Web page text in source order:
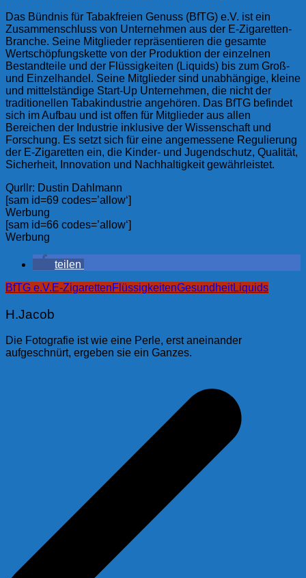
Das Bündnis für Tabakfreien Genuss (BfTG) e.V. ist ein
Zusammenschluss von Unternehmen aus der E-Zigaretten-
Branche. Seine Mitglieder repräsentieren die gesamte
Wertschöpfungskette von der Produktion der einzelnen
Bestandteile und der Flüssigkeiten (Liquids) bis zum Groß-
und Einzelhandel. Seine Mitglieder sind unabhängige, kleine
und mittelständige Start-Up Unternehmen, die nicht der
traditionellen Tabakindustrie angehören. Das BfTG befindet
sich im Aufbau und ist offen für Mitglieder aus allen
Bereichen der Industrie inklusive der Wissenschaft und
Forschung. Es setzt sich für eine angemessene Regulierung
der E-Zigaretten ein, die Kinder- und Jugendschutz, Qualität,
Sicherheit, Innovation und Nachhaltigkeit gewährleistet.
Qurllr: Dustin Dahlmann
[sam id=69 codes=’allow‘]
Werbung
[sam id=66 codes=’allow‘]
Werbung
teilen
BfTG e.V.E-ZigarettenFlüssigkeitenGesundheitLiquids
H.Jacob
Die Fotografie ist wie eine Perle, erst aneinander
aufgeschnürt, ergeben sie ein Ganzes.